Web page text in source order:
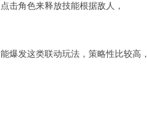
击角色来释放技能根据敌人，
爆发这类联动玩法，策略性比较高，